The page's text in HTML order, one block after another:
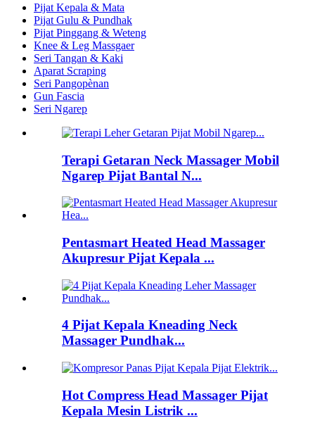
Pijat Kepala & Mata
Pijat Gulu & Pundhak
Pijat Pinggang & Weteng
Knee & Leg Massgaer
Seri Tangan & Kaki
Aparat Scraping
Seri Pangopènan
Gun Fascia
Seri Ngarep
Terapi Getaran Neck Massager Mobil
Ngarep Pijat Bantal N...
Pentasmart Heated Head Massager
Akupresur Pijat Kepala ...
4 Pijat Kepala Kneading Neck
Massager Pundhak...
Hot Compress Head Massager Pijat
Kepala Mesin Listrik ...